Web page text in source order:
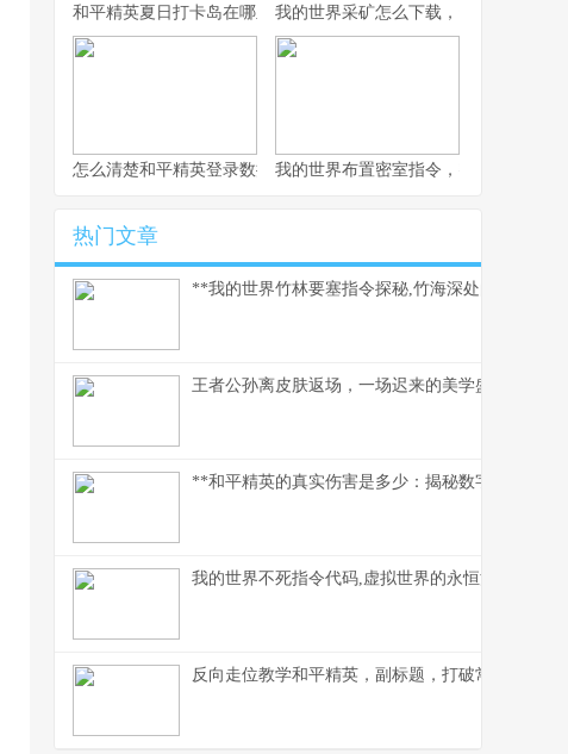
和平精英夏日打卡岛在哪里：探寻虚拟海滨的坐标与意义
我的世界采矿怎么下载，资深玩家的完
怎么清楚和平精英登录数据，玩家数据管理指南
我的世界布置密室指令，密室逃脱的指
热门文章
**我的世界竹林要塞指令探秘,竹海深处的代码奇
王者公孙离皮肤返场，一场迟来的美学盛宴
**和平精英的真实伤害是多少：揭秘数字背后的战
我的世界不死指令代码,虚拟世界的永恒法则副标题
反向走位教学和平精英，副标题，打破常规的生存